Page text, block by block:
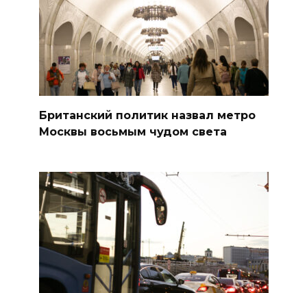
Британский политик назвал метро
Москвы восьмым чудом света